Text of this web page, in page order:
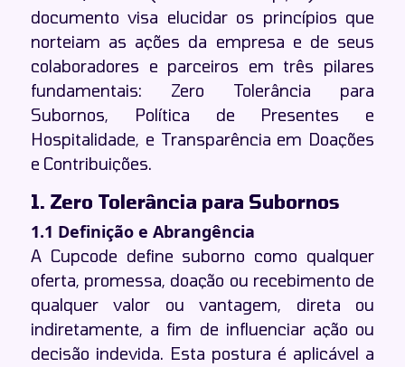
documento visa elucidar os princípios que
norteiam as ações da empresa e de seus
colaboradores e parceiros em três pilares
fundamentais: Zero Tolerância para
Subornos, Política de Presentes e
Hospitalidade, e Transparência em Doações
e Contribuições.
1. Zero Tolerância para Subornos
1.1 Definição e Abrangência
A Cupcode define suborno como qualquer
oferta, promessa, doação ou recebimento de
qualquer valor ou vantagem, direta ou
indiretamente, a fim de influenciar ação ou
decisão indevida. Esta postura é aplicável a